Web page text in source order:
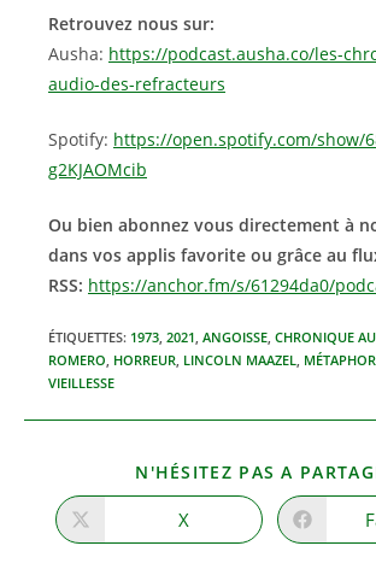
Retrouvez nous sur:
Ausha: https://podcast.ausha.co/les-
audio-des-refracteurs
Spotify: https://open.spotify.com/show/
g2KJAOMcib
Ou bien abonnez vous directement à
dans vos applis favorite ou grâce au
RSS: https://anchor.fm/s/61294da0/
ÉTIQUETTES: 1973, 2021, ANGOISSE, CHRONIQUE
ROMERO, HORREUR, LINCOLN MAAZEL,
VIEILLESSE
N'HÉSITEZ PAS A
Ouvrir
dans
X